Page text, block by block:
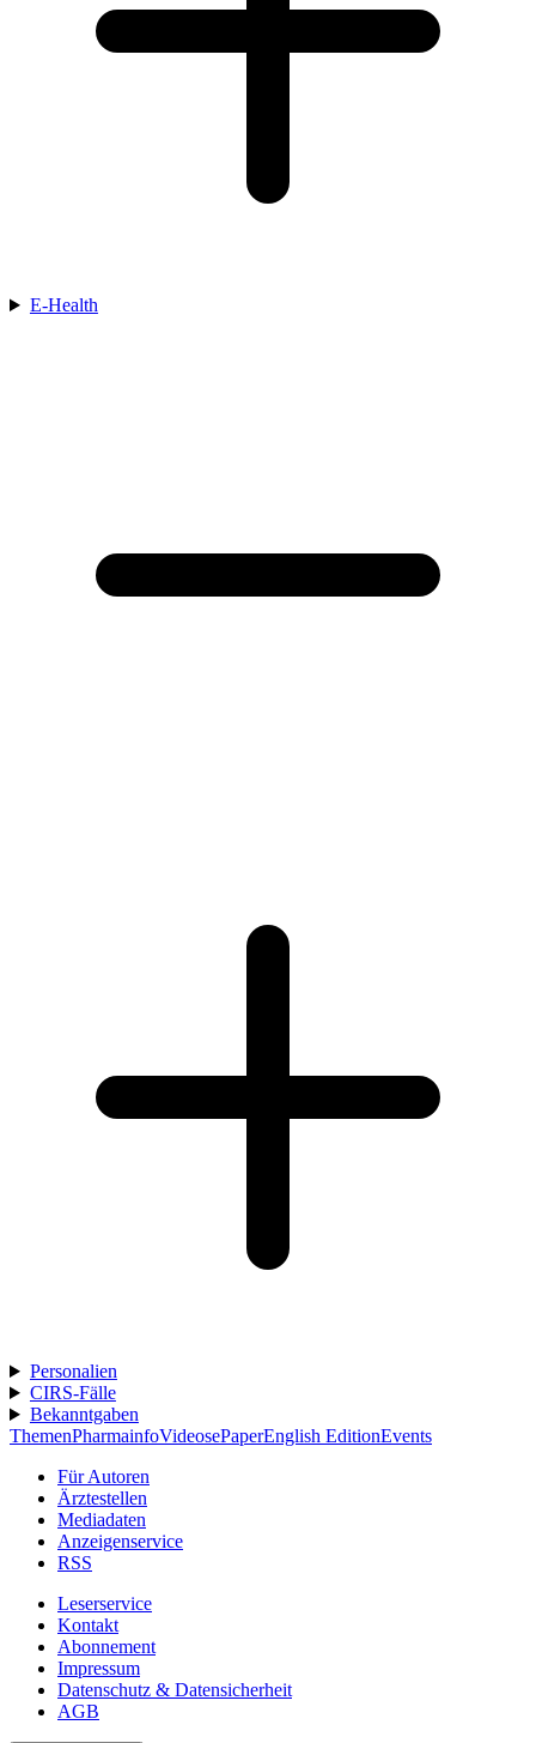
E-Health
Personalien
CIRS-Fälle
Bekanntgaben
ThemenPharmainfoVideosePaperEnglish EditionEvents
Für Autoren
Ärztestellen
Mediadaten
Anzeigenservice
RSS
Leserservice
Kontakt
Abonnement
Impressum
Datenschutz & Datensicherheit
AGB